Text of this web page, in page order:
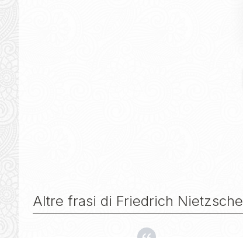
Altre frasi di Friedrich Nietzsche